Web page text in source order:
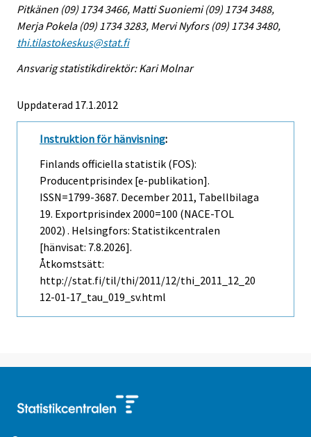
Pitkänen (09) 1734 3466, Matti Suoniemi (09) 1734 3488,
Merja Pokela (09) 1734 3283, Mervi Nyfors (09) 1734 3480,
thi.tilastokeskus@stat.fi
Ansvarig statistikdirektör: Kari Molnar
Uppdaterad 17.1.2012
Instruktion för hänvisning:
Finlands officiella statistik (FOS):
Producentprisindex [e-publikation].
ISSN=1799-3687. December 2011, Tabellbilaga
19. Exportprisindex 2000=100 (NACE-TOL
2002) . Helsingfors: Statistikcentralen
[hänvisat: 7.8.2026].
Åtkomstsätt:
http://stat.fi/til/thi/2011/12/thi_2011_12_20
12-01-17_tau_019_sv.html